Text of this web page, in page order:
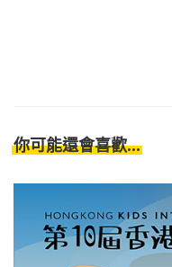
你可能還會喜歡...